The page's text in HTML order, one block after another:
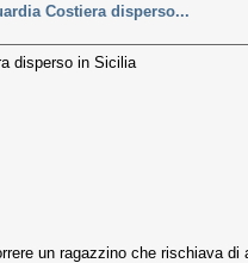
Costiera disperso...
disperso in Sicilia
un ragazzino che rischiava